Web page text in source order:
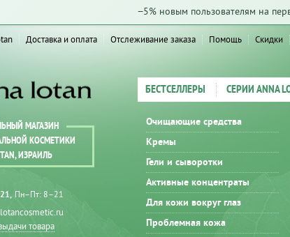
−5% новым пользователям на
Доставка и оплата Отслеживание заказа Помощь Скидки
МАГАЗИН
КОСМЕТИКИ
ИЗРАИЛЬ
Пн–Пт: 8–21
товара
БЕСТСЕЛЛЕРЫ СЕРИИ ANNA
Очищающие средства
Кремы
Гели и сыворотки
Активные концентраты
Для кожи вокруг глаз
Проблемная кожа